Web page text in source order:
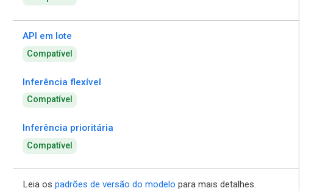
API em lote
Compatível
Inferência flexível
Compatível
Inferência prioritária
Compatível
Leia os padrões de versão do modelo para mais detalhes.